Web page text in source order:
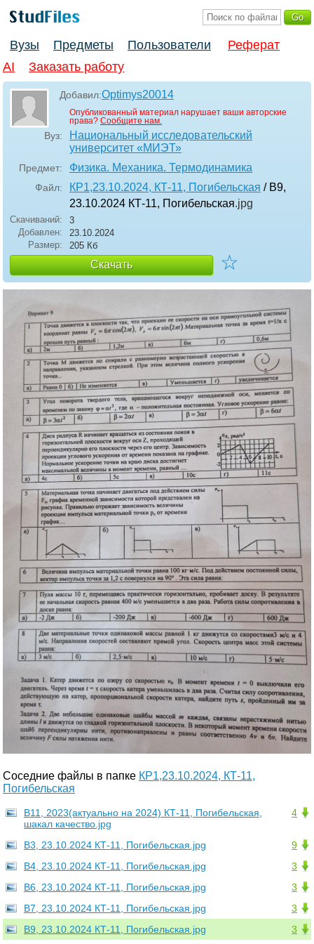
Вузы Предметы Пользователи
Реферат
AI
Заказать работу
Добавил:Optimys20014
Опубликованный материал нарушает ваши авторские
права? Сообщите нам.
Вуз:
Национальный исследовательский
университет «МИЭТ»
Предмет: Физика. Механика. Термодинамика
Файл: КР1,23.10.2024, КТ-11, Погибельская / В9,
23.10.2024 КТ-11, Погибельская.jpg
Скачиваний:
3
Добавлен:
23.10.2024
Размер:
205 Кб
Скачать ☆
Соседние файлы в папке КР1,23.10.2024, КТ-11,
Погибельская
4
В11, 2023(актуально на 2024) КТ-11, Погибельская,
шакал качество.jpg
9
В3, 23.10.2024 КТ-11, Погибельская.jpg
3
В4, 23.10.2024 КТ-11, Погибельская.jpg
3
В6, 23.10.2024 КТ-11, Погибельская.jpg
3
В7, 23.10.2024 КТ-11, Погибельская.jpg
3
В9, 23.10.2024 КТ-11, Погибельская.jpg